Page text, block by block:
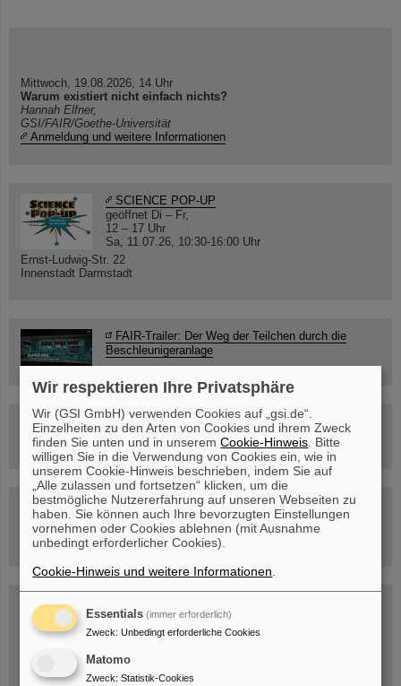
Mittwoch, 19.08.2026, 14 Uhr
Warum existiert nicht einfach nichts?
Hannah Elfner,
GSI/FAIR/Goethe-Universität
Anmeldung und weitere Informationen
SCIENCE POP-UP
geöffnet Di – Fr,
12 – 17 Uhr
Sa, 11.07.26, 10:30-16:00 Uhr
Ernst-Ludwig-Str. 22
Innenstadt Darmstadt
FAIR-Trailer: Der Weg der Teilchen durch die
Beschleunigeranlage
Rundflug über die FAIR-Baustelle
Besichtigung von GSI/FAIR –
jetzt Termin buchen!
Blog Beam On
Menschen ...hinter GSI und FAIR.
Wir respektieren Ihre Privatsphäre
Wir (GSI GmbH) verwenden Cookies auf „gsi.de“.
Einzelheiten zu den Arten von Cookies und ihrem Zweck
finden Sie unten und in unseremCookie-Hinweis . Bitte
willigen Sie in die Verwendung von Cookies ein, wie in
unserem Cookie-Hinweis beschrieben, indem Sie auf
„Alle zulassen und fortsetzen“ klicken, um die
bestmögliche Nutzererfahrung auf unseren Webseiten zu
haben. Sie können auch Ihre bevorzugten Einstellungen
vornehmen oder Cookies ablehnen (mit Ausnahme
unbedingt erforderlicher Cookies).
Cookie-Hinweis und weitere Informationen
Essentials (immer erforderlich)
Zweck: Unbedingt erforderliche Cookies
Matomo
Zweck: Statistik-Cookies